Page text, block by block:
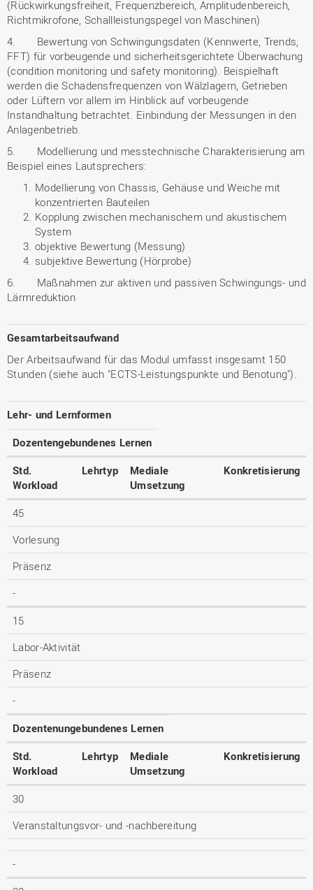
(Rückwirkungsfreiheit, Frequenzbereich, Amplitudenbereich,
Richtmikrofone, Schallleistungspegel von Maschinen)
4. Bewertung von Schwingungsdaten (Kennwerte, Trends,
FFT) für vorbeugende und sicherheitsgerichtete Überwachung
(condition monitoring und safety monitoring). Beispielhaft
werden die Schadensfrequenzen von Wälzlagern, Getrieben
oder Lüftern vor allem im Hinblick auf vorbeugende
Instandhaltung betrachtet. Einbindung der Messungen in den
Anlagenbetrieb.
5. Modellierung und messtechnische Charakterisierung am
Beispiel eines Lautsprechers:
Modellierung von Chassis, Gehäuse und Weiche mit
konzentrierten Bauteilen
Kopplung zwischen mechanischem und akustischem
System
objektive Bewertung (Messung)
subjektive Bewertung (Hörprobe)
6. Maßnahmen zur aktiven und passiven Schwingungs- und
Lärmreduktion
Gesamtarbeitsaufwand
Der Arbeitsaufwand für das Modul umfasst insgesamt 150
Stunden (siehe auch "ECTS-Leistungspunkte und Benotung").
Lehr- und Lernformen
Dozentengebundenes Lernen
Std.
Workload
Lehrtyp
Mediale
Umsetzung
Konkretisierung
45
Vorlesung
Präsenz
-
15
Labor-Aktivität
Präsenz
-
Dozentenungebundenes Lernen
Std.
Workload
Lehrtyp
Mediale
Umsetzung
Konkretisierung
30
Veranstaltungsvor- und -nachbereitung
-